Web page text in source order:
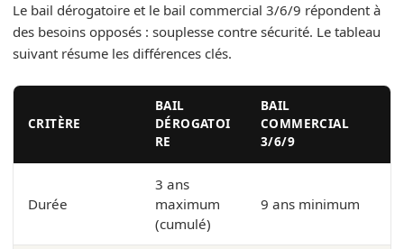
Le bail dérogatoire et le bail commercial 3/6/9 répondent à
des besoins opposés : souplesse contre sécurité. Le tableau
suivant résume les différences clés.
CRITÈRE
BAIL
DÉROGATOI
RE
BAIL
COMMERCIAL
3/6/9
Durée
3 ans
maximum
(cumulé)
9 ans minimum